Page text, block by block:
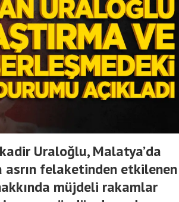
Uraloğlu, Malatya’da
asrın felaketinden etkilenen
müjdeli rakamlar